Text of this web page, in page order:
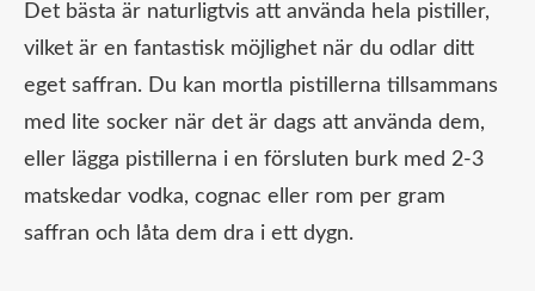
Det bästa är naturligtvis att använda hela pistiller,
vilket är en fantastisk möjlighet när du odlar ditt
eget saffran. Du kan mortla pistillerna tillsammans
med lite socker när det är dags att använda dem,
eller lägga pistillerna i en försluten burk med 2-3
matskedar vodka, cognac eller rom per gram
saffran och låta dem dra i ett dygn.